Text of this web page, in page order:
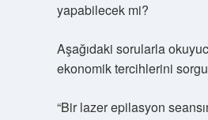
yapabilecek mi?
Aşağıdaki sorularla
ekonomik tercihlerini
“Bir lazer epilasyon